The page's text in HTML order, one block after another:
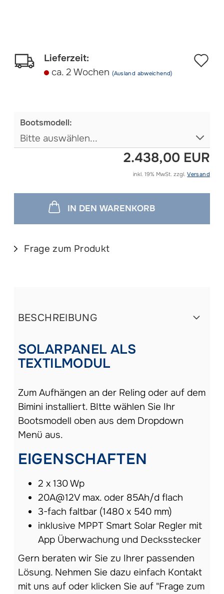
Lieferzeit:
ca. 2 Wochen(Ausland abweichend)
Bootsmodell:
2.438,00 EUR
inkl. 19% MwSt. zzgl.Versand
IN DEN WARENKORB
Frage zum Produkt
BESCHREIBUNG
SOLARPANEL ALS
TEXTILMODUL
Zum Aufhängen an der Reling oder auf dem
Bimini installiert. BItte wählen Sie Ihr
Bootsmodell oben aus dem Dropdown
Menü aus.
EIGENSCHAFTEN
2 x 130 Wp
20A@12V max. oder 85Ah/d flach
3-fach faltbar (1480 x 540 mm)
inklusive MPPT Smart Solar Regler mit
App Überwachung und Decksstecker
Gern beraten wir Sie zu Ihrer passenden
Lösung. Nehmen Sie dazu einfach Kontakt
mit uns auf oder klicken Sie auf "Frage zum